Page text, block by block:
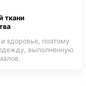
ткани
здоровье, поэтому
выполненную